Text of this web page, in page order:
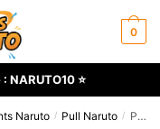
0
NARUTO10 ⭐
Naruto / Pull Naruto / Pull Naruto Uzumaki au design triste